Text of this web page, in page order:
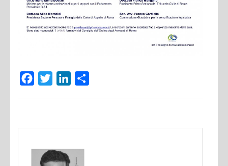
FacebookTwitterLinkedIn